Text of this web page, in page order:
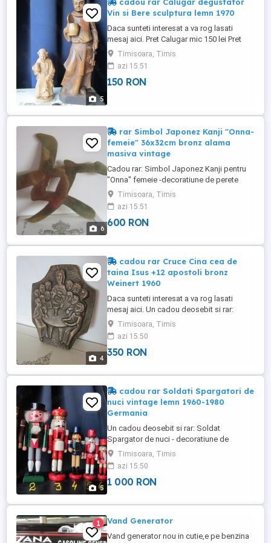
5
Vin si Bere sculptura lemn 1970
Daca sunteti interesat a va rog lasati
mesaj aici. Pret Calugar mic 150 lei Pret
Calugar mare 450 lei Un cadou deosebit si
unic : Calugar Degustator de vin si Bere
Calugar pazitorul cheilor seful pivniței -
decoratiune sculptura vintage de colectie,
Timisoara, Timis
azi 15:51
150 RON
6
rar Simbol Japonez Kanji "Onna-
femeie" 36x32cm bronz alama
masiva vintage
Cadou rar: Simbol Japonez Kanji pentru
"Onna" femeie -decoratiune de perete
fabricata din bronz alama masiva, vintage
de colectie Tara de provenienta Germania.
Pastrat in stare foarte buna in locuinta de
nefumatori. dimensiuni inaltime 32 cm
grame are ...
Timisoara, Timis
azi 15:51
600 RON
4
cadou rar Cruce Cina cea de
taina Isus +12 apostoli bronz
Weinert 1960
Daca sunteti interesat a va rog lasati
mesaj aici. Un cadou deosebit si rar:
Placheta Cruce Isus cu cei 12 Apostoli la
Cina cea de taina - vintage de colectie din
bronz masiv sculptor Egino Weinert anii
1960 Tara de provenienta Germania,
nefumatori Dimensiuni ...
Timisoara, Timis
azi 15:50
350 RON
5
cadou rar Soldati Spargatori de
nuci vintage lemn 1960-1980
Germania
Un cadou deosebit si rar: Soldat
Spargator de nuci - decoratiune de
Craciun superba vintage - Colectie 8
bucati se vand impreuna. Fabricati manual
in Germania intre anii 1960 - 1980 din lemn
pictati manual in stil traditional german.
locuinta de nefumatori. ...
Timisoara, Timis
azi 15:50
1 000 RON
1 Vand Generator
Vand generator nou in cutie,e pe benzina